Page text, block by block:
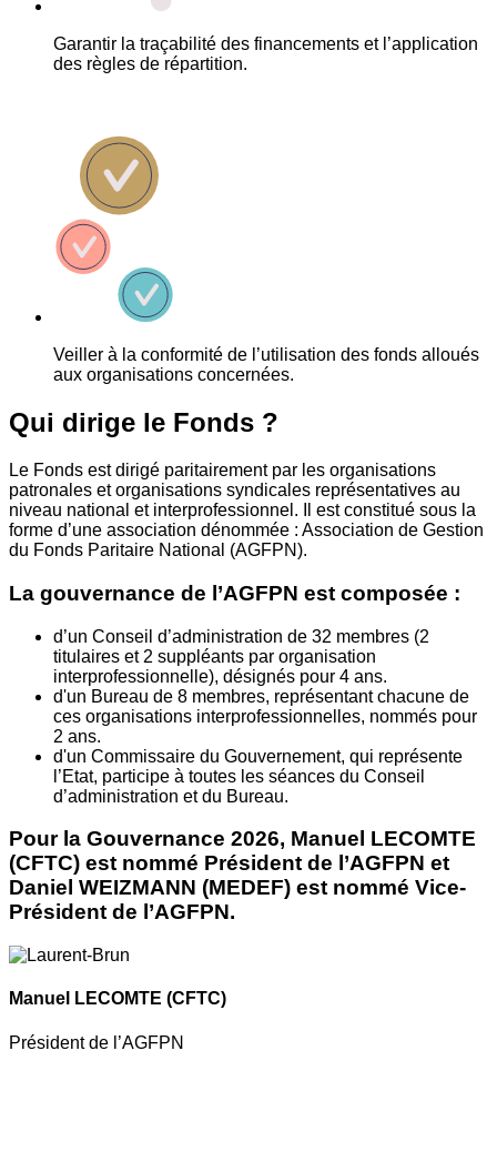
Garantir la traçabilité des financements et l’application
des règles de répartition.
Veiller à la conformité de l’utilisation des fonds alloués
aux organisations concernées.
Qui dirige le Fonds ?
Le Fonds est dirigé paritairement par les organisations
patronales et organisations syndicales représentatives au
niveau national et interprofessionnel. Il est constitué sous la
forme d’une association dénommée : Association de Gestion
du Fonds Paritaire National (AGFPN).
La gouvernance de l’AGFPN est composée :
d’un Conseil d’administration de 32 membres (2
titulaires et 2 suppléants par organisation
interprofessionnelle), désignés pour 4 ans.
d'un Bureau de 8 membres, représentant chacune de
ces organisations interprofessionnelles, nommés pour
2 ans.
d'un Commissaire du Gouvernement, qui représente
l’Etat, participe à toutes les séances du Conseil
d’administration et du Bureau.
Pour la Gouvernance 2026, Manuel LECOMTE
(CFTC) est nommé Président de l’AGFPN et
Daniel WEIZMANN (MEDEF) est nommé Vice-
Président de l’AGFPN.
Manuel LECOMTE (CFTC)
Président de l’AGFPN